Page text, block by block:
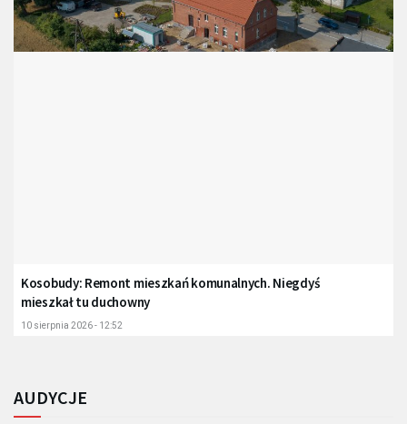
Kosobudy: Remont mieszkań komunalnych. Niegdyś
mieszkał tu duchowny
10 sierpnia 2026 - 12:52
AUDYCJE